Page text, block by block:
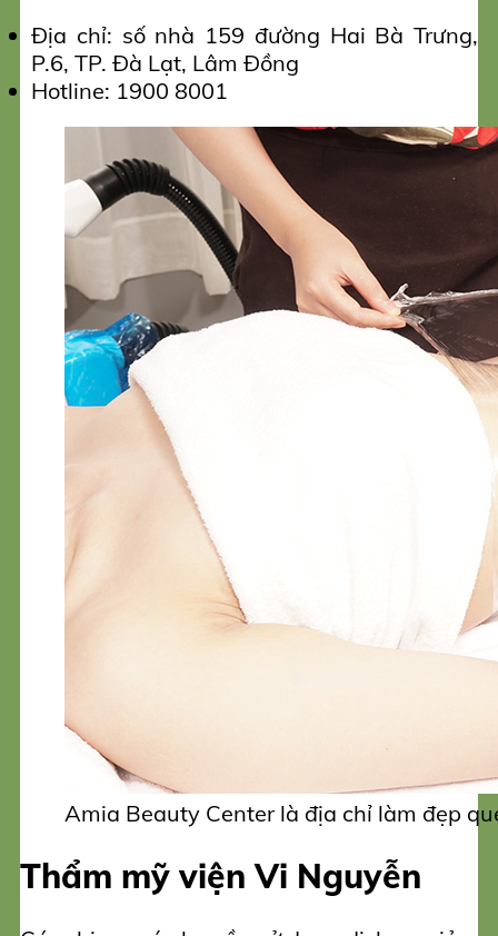
Địa chỉ: số nhà 159 đường Hai Bà Trưng,
P.6, TP. Đà Lạt, Lâm Đồng
Hotline: 1900 8001
Amia Beauty Center là địa chỉ làm đẹp
Thẩm mỹ viện Vi Nguyễn